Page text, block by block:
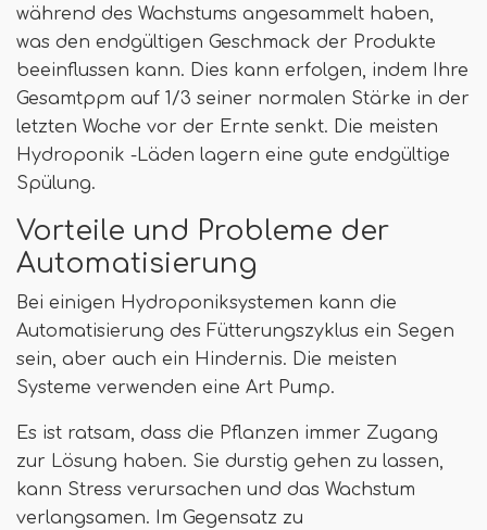
während des Wachstums angesammelt haben,
was den endgültigen Geschmack der Produkte
beeinflussen kann. Dies kann erfolgen, indem Ihre
Gesamtppm auf 1/3 seiner normalen Stärke in der
letzten Woche vor der Ernte senkt. Die meisten
Hydroponik -Läden lagern eine gute endgültige
Spülung.
Vorteile und Probleme der
Automatisierung
Bei einigen Hydroponiksystemen kann die
Automatisierung des Fütterungszyklus ein Segen
sein, aber auch ein Hindernis. Die meisten
Systeme verwenden eine Art Pump.
Es ist ratsam, dass die Pflanzen immer Zugang
zur Lösung haben. Sie durstig gehen zu lassen,
kann Stress verursachen und das Wachstum
verlangsamen. Im Gegensatz zu